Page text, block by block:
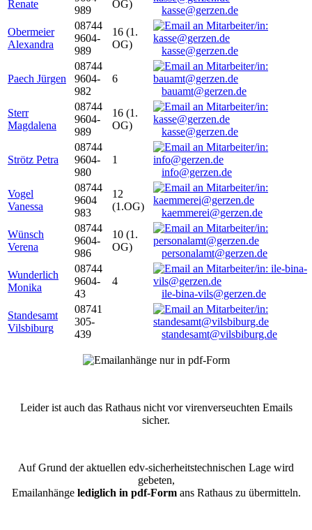
Renate
989
OG)
kasse@gerzen.de
Obermeier
Alexandra
08744
9604-
989
16 (1.
OG)
kasse@gerzen.de
Paech Jürgen
08744
9604-
982
6
bauamt@gerzen.de
Sterr
Magdalena
08744
9604-
989
16 (1.
OG)
kasse@gerzen.de
Strötz Petra
08744
9604-
980
1
info@gerzen.de
Vogel
Vanessa
08744
9604
983
12
(1.OG)
kaemmerei@gerzen.de
Wünsch
Verena
08744
9604-
986
10 (1.
OG)
personalamt@gerzen.de
Wunderlich
Monika
08744
9604-
43
4
ile-bina-vils@gerzen.de
Standesamt
Vilsbiburg
08741
305-
439
standesamt@vilsbiburg.de
Leider ist auch das Rathaus nicht vor virenverseuchten Emails
sicher.
Auf Grund der aktuellen edv-sicherheitstechnischen Lage wird
gebeten,
Emailanhänge lediglich in pdf-Formans Rathaus zu übermitteln.